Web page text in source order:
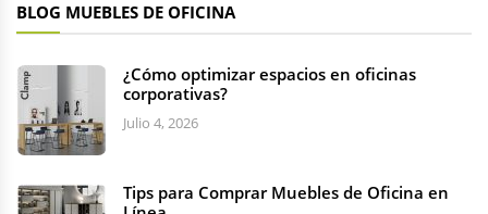
BLOG MUEBLES DE OFICINA
¿Cómo optimizar espacios en oficinas
corporativas?
Julio 4, 2026
Tips para Comprar Muebles de Oficina en